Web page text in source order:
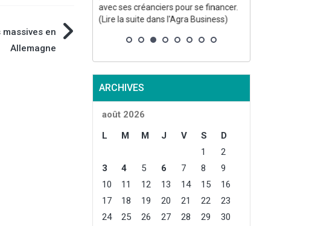
en
Allemagne
incident ». (Lire la
Fil)
avec ses créanciers pour se financer.
(Lire la suite dans l'Agra Business)
ARCHIVES
août 2026
L
M M J V S
D
1
2
3
4 5 6 7 8
9
10
11 12 13 14 15
16
17
18 19 20 21 22
23
24
25 26 27 28 29
30